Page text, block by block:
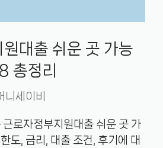
대출 쉬운 곳 가능
총정리
니세이비
로자정부지원대출 쉬운 곳 가
도, 금리, 대출 조건, 후기에 대